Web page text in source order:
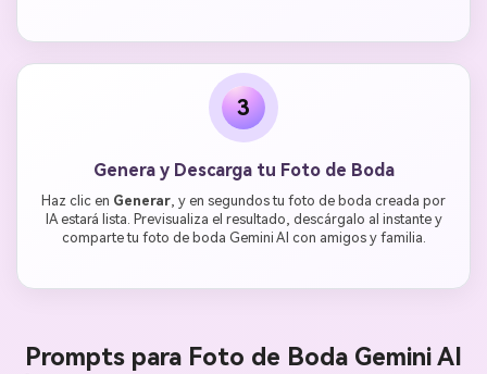
3
Genera y Descarga tu Foto de Boda
Haz clic en Generar , y en segundos tu foto de boda creada por
IA estará lista. Previsualiza el resultado, descárgalo al instante y
comparte tu foto de boda Gemini AI con amigos y familia.
Prompts para Foto de Boda Gemini AI